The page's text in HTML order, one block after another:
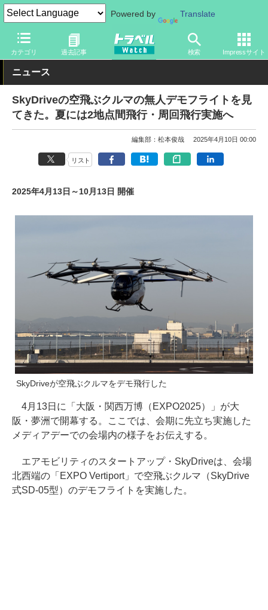
Powered by Translate
カテゴリ 過去記事 検索 Impressサイト
トラベル Watch イベント 国際博覧会 2025年大阪・関西万博
ニュース
SkyDriveの空飛ぶクルマの無人デモフライトを見
てきた。夏には2地点間飛行・周回飛行実施へ
編集部：松本俊哉 2025年4月10日 00:00
リスト
2025年4月13日～10月13日 開催
SkyDriveが空飛ぶクルマをデモ飛行した
4月13日に「大阪・関西万博（EXPO2025）」が大
阪・夢洲で開幕する。ここでは、会期に先立ち実施した
メディアデーでの会場内の様子をお伝えする。
エアモビリティのスタートアップ・SkyDriveは、会場
北西端の「EXPO Vertiport」で空飛ぶクルマ（SkyDrive
式SD-05型）のデモフライトを実施した。